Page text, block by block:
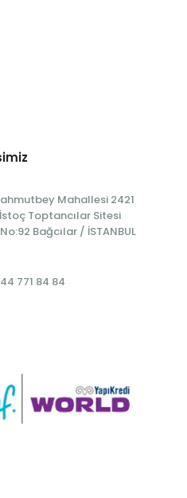
Mahallesi 2421
Toptancılar Sitesi
Bağcılar / İSTANBUL
771 84 84